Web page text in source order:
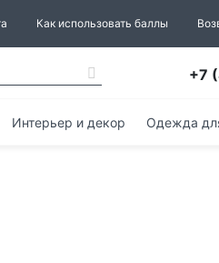
Как использовать баллы
+7
Интерьер и декор Одежда